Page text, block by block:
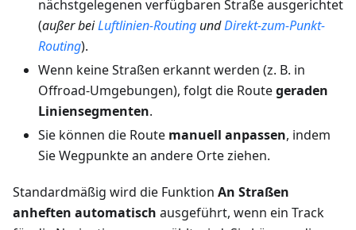
nächstgelegenen verfügbaren Straße ausgerichtet
(außer beiLuftlinien-Routing undDirekt-zum-Punkt-
Routing).
Wenn keine Straßen erkannt werden (z. B. in
Offroad-Umgebungen), folgt die Routegeraden
Liniensegmenten.
Sie können die Route manuell anpassen, indem
Sie Wegpunkte an andere Orte ziehen.
Standardmäßig wird die Funktion An Straßen
anheften automatisch ausgeführt, wenn ein Track